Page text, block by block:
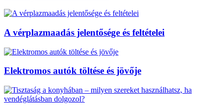
A vérplazmaadás jelentősége és feltételei
Elektromos autók töltése és jövője